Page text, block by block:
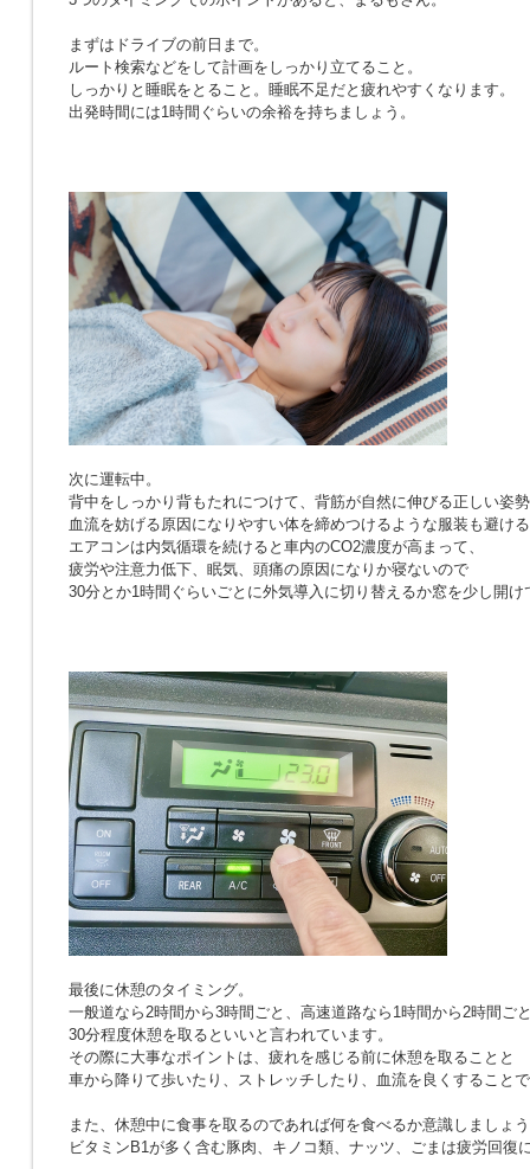
まずはドライブの前日まで。
ルート検索などをして計画をしっかり立てること。
しっかりと睡眠をとること。睡眠不足だと疲れやすくなります。
出発時間には1時間ぐらいの余裕を持ちましょう。
次に運転中。
背中をしっかり背もたれにつけて、背筋が自然に伸びる正しい姿
血流を妨げる原因になりやすい体を締めつけるような服装も避け
エアコンは内気循環を続けると車内のCO2濃度が高まって、
疲労や注意力低下、眠気、頭痛の原因になりか寝ないので
30分とか1時間ぐらいごとに外気導入に切り替えるか窓を少し開け
最後に休憩のタイミング。
一般道なら2時間から3時間ごと、高速道路なら1時間から2時間ご
30分程度休憩を取るといいと言われています。
その際に大事なポイントは、疲れを感じる前に休憩を取ることと
車から降りて歩いたり、ストレッチしたり、血流を良くすること
また、休憩中に食事を取るのであれば何を食べるか意識しましょ
ビタミンB1が多く含む豚肉、キノコ類、ナッツ、ごまは疲労回復